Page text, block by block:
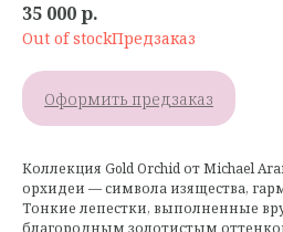
35 000р.
Out of stock
Оформить предзаказ
Коллекция Gold Orchid от Michael
орхидеи — символа изящества,
Тонкие лепестки, выполненные